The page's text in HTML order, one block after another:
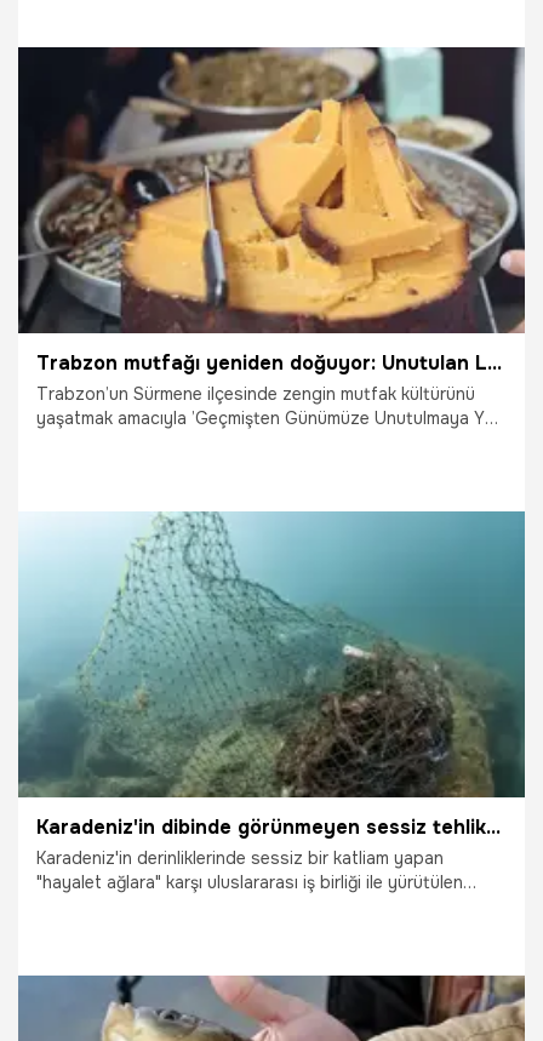
16.11.2025 Gündem
Trabzon mutfağı yeniden doğuyor: Unutulan Lezzetler Sürmene’de gün yüzüne çıktı
Trabzon’un Sürmene ilçesinde zengin mutfak kültürünü
yaşatmak amacıyla ’Geçmişten Günümüze Unutulmaya Yüz
Dağı, denizi, deresi ve gölleriyle inşallah torunlarımıza daha
yeşil, bereketli ve geleneksel tatların korunduğu bir
Trabzon bırakırız” dedi.
16.11.2025 Gündem
Karadeniz'in dibinde görünmeyen sessiz tehlike! Denizdeki çöplerin yüzde 20'sini oluşturuyor, yıllarca canlı avlayabiliyor!
Karadeniz'in derinliklerinde sessiz bir katliam yapan
"hayalet ağlara" karşı uluslararası iş birliği ile yürütülen
katılımıyla yürütülen projede Doğu Karadeniz kıyılarında şu
ana kadar $10$ bin civarında balıkçılık materyali tespit
edildiğini açıkladı.